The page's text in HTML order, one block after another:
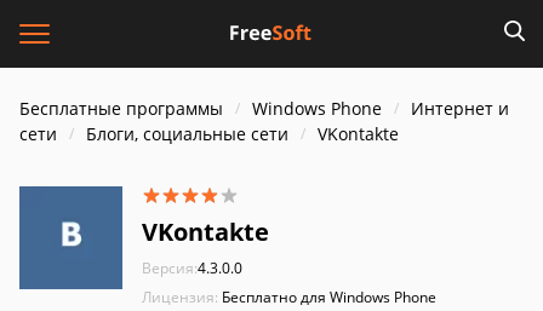
Бесплатные программы Windows Phone
Интернет и
cети
Блоги, социальные сети VKontakte
VKontakte
Версия:4.3.0.0
Лицензия: Бесплатно для Windows Phone